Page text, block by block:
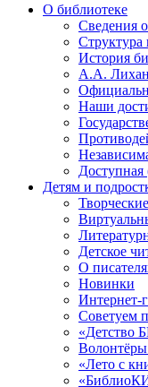
О библиотеке
Сведения
Структура
История
А.А.
Наши
Доступная
Детям и
Детское
О
Новинки
Интернет-
Советуем
«Детство
«Лето с